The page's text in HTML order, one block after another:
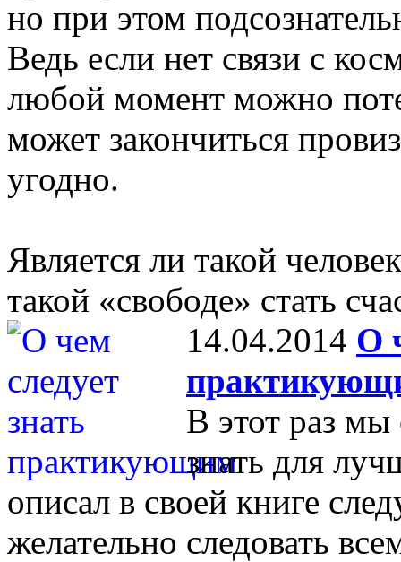
но при этом
Ведь если нет связи с
любой момент можно
может закончиться
угодно.
Является ли такой
такой «свободе» стать
14.04.2014 О
В этот раз
знать для
описал в своей книге
желательно следовать